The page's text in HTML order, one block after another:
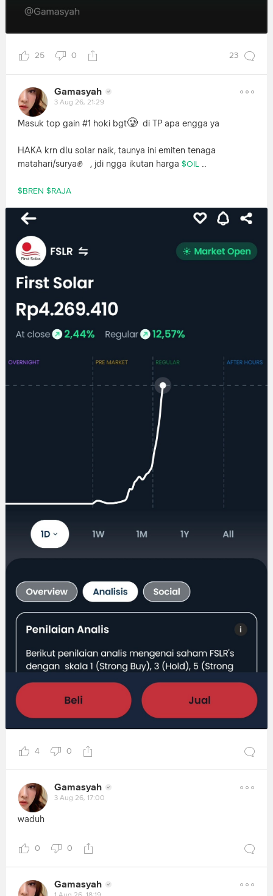
25 0 23
Gamasyah
3 Aug 26, 21:29
Masuk top gain #1 hoki bgt🥲 di TP apa engga ya
HAKA krn dlu solar naik, taunya ini emiten tenaga
matahari/surya✊ , jdi ngga ikutan harga $OIL ..
$BREN $RAJA
4 0
Gamasyah
3 Aug 26, 17:00
waduh
0 0
Gamasyah